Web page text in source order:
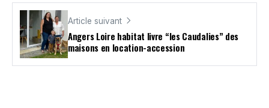
Article suivant
Angers Loire habitat livre “les Caudalies” des
maisons en location-accession